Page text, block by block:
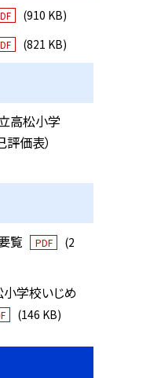
(910 KB)
(821 KB)
高松小学
価表）
覧 PDF
(2
学校いじめ
(146 KB)